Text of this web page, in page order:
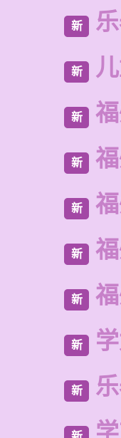
新
新
新
新
新
新
新
新
新